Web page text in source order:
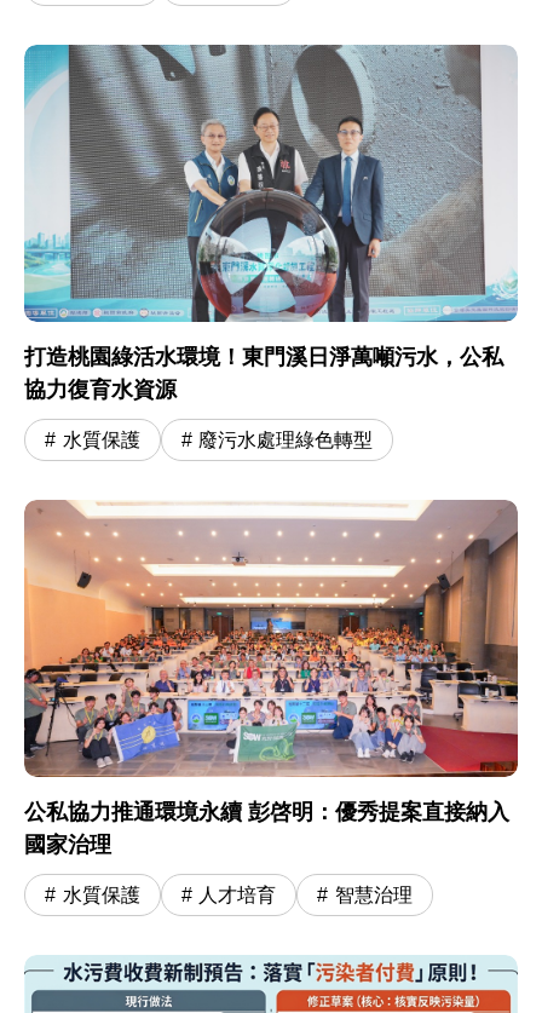
打造桃園綠活水環境！東門溪日淨萬噸污水，公私
協力復育水資源
水質保護 廢污水處理綠色轉型
公私協力推通環境永續 彭啓明：優秀提案直接納入
國家治理
水質保護 人才培育 智慧治理